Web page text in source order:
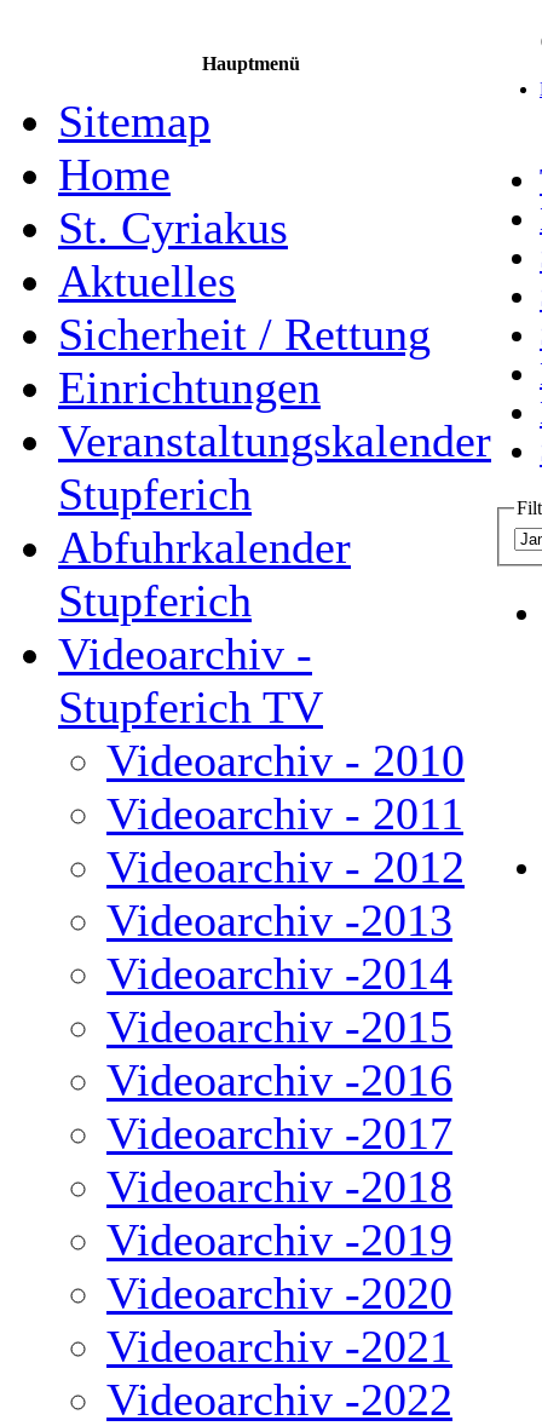
Hauptmenü
Sitemap
Home
St. Cyriakus
Aktuelles
Sicherheit / Rettung
Einrichtungen
Veranstaltungskalender
Stupferich
Abfuhrkalender
Stupferich
Videoarchiv -
Stupferich TV
Videoarchiv - 2010
Videoarchiv - 2011
Videoarchiv - 2012
Videoarchiv -2013
Videoarchiv -2014
Videoarchiv -2015
Videoarchiv -2016
Videoarchiv -2017
Videoarchiv -2018
Videoarchiv -2019
Videoarchiv -2020
Videoarchiv -2021
Videoarchiv -2022